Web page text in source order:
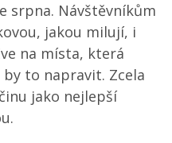
srpna. Návštěvníkům
jakou milují, i
na místa, která
to napravit. Zcela
jako nejlepší